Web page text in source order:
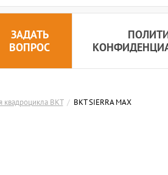
ЗАДАТЬ
ВОПРОС
BKT / BKT SIERRA MAX